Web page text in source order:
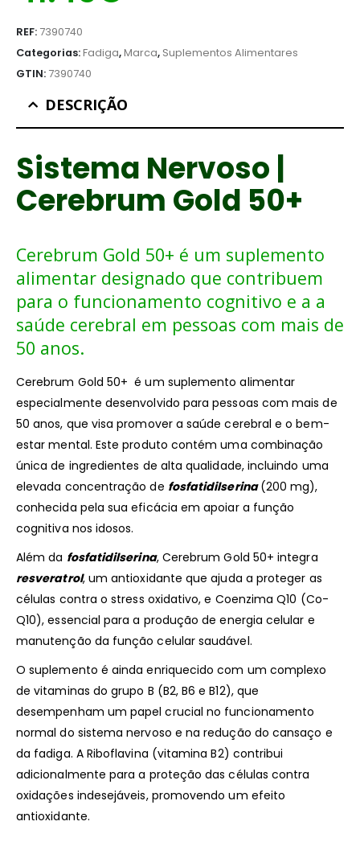
REF: 7390740
Categorias:Fadiga,Marca, Suplementos Alimentares
GTIN: 7390740
DESCRIÇÃO
Sistema Nervoso |
Cerebrum Gold 50+
Cerebrum Gold 50+ é um suplemento
alimentar designado que contribuem
para o funcionamento cognitivo e a a
saúde cerebral em pessoas com mais de
50 anos.
Cerebrum Gold 50+ é um suplemento alimentar
especialmente desenvolvido para pessoas com mais de
50 anos, que visa promover a saúde cerebral e o bem-
estar mental. Este produto contém uma combinação
única de ingredientes de alta qualidade, incluindo uma
elevada concentração de fosfatidilserina (200 mg),
conhecida pela sua eficácia em apoiar a função
cognitiva nos idosos.
Além da fosfatidilserina, Cerebrum Gold 50+ integra
resveratrol, um antioxidante que ajuda a proteger as
células contra o stress oxidativo, e Coenzima Q10 (Co-
Q10), essencial para a produção de energia celular e
manutenção da função celular saudável.
O suplemento é ainda enriquecido com um complexo
de vitaminas do grupo B (B2, B6 e B12), que
desempenham um papel crucial no funcionamento
normal do sistema nervoso e na redução do cansaço e
da fadiga. A Riboflavina (vitamina B2) contribui
adicionalmente para a proteção das células contra
oxidações indesejáveis, promovendo um efeito
antioxidante.